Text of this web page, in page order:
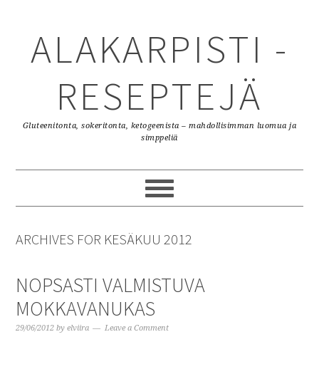
primary
content
primary
ALAKARPISTI -
RESEPTEJÄ
Gluteenitonta, sokeritonta, ketogeenista – mahdollisimman luomua ja
simppeliä
ARCHIVES FOR KESÄKUU 2012
NOPSASTI VALMISTUVA
MOKKAVANUKAS
29/06/2012 byelviira Leave a Comment